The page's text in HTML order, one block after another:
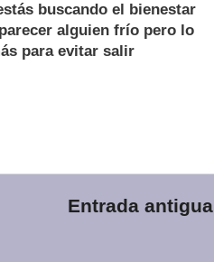
buscando el bienestar
alguien frío pero lo
para evitar salir
Entrada antigua